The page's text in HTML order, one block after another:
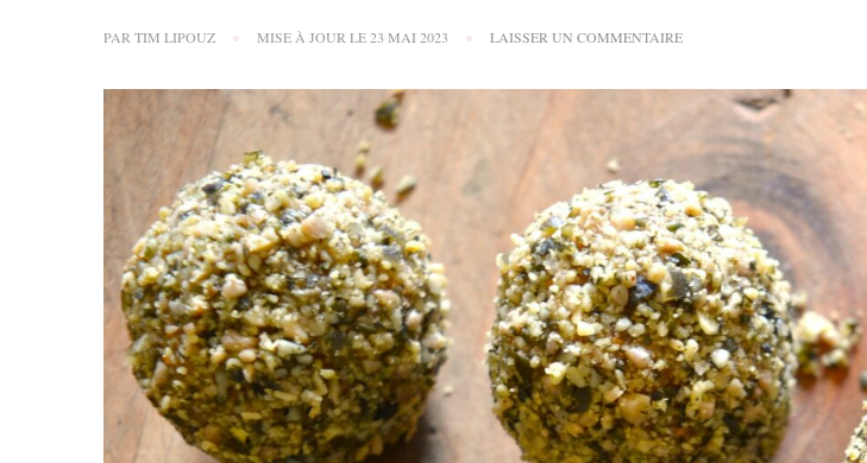
PAR TIM LIPOUZ MISE À JOUR LE23 MAI 2023 LAISSER UN COMMENTAIRESUR
SÈCHES,
AMANDES
ET
GRAINES
OLÉAGINEUSES